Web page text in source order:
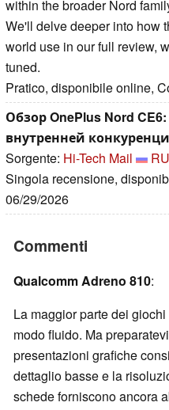
within the broader Nord
We'll delve deeper into how
world use in our full review,
tuned.
Pratico, disponibile online,
Обзор OnePlus Nord
внутренней
Sorgente: Hi-Tech Mail
Singola recensione,
06/29/2026
Commenti
Qualcomm Adreno 810:
La maggior parte dei
modo fluido. Ma
presentazioni grafiche
dettaglio basse e la
schede forniscono ancora